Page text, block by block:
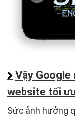
Vậy Google
website tối
Sức ảnh hưởng